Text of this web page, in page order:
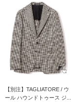
【別注】TAGLIATORE / ウ
ール ハウンドトゥース ジ...